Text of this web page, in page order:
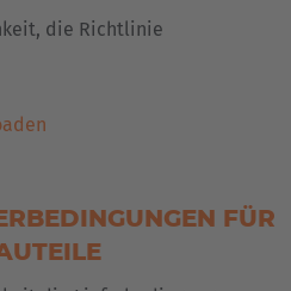
die Richtlinie
FÜR